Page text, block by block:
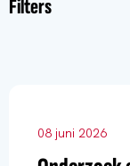
Filters
08 juni 2026